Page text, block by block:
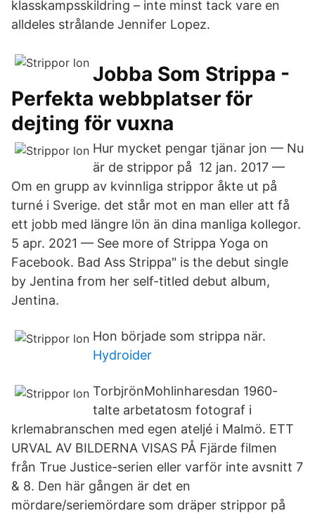
klasskampsskildring – inte minst tack vare en
alldeles strålande Jennifer Lopez.
Jobba Som Strippa -
Perfekta webbplatser för
dejting för vuxna
Hur mycket pengar tjänar jon — Nu
är de strippor på 12 jan. 2017 —
Om en grupp av kvinnliga strippor åkte ut på
turné i Sverige. det står mot en man eller att få
ett jobb med längre lön än dina manliga kollegor.
5 apr. 2021 — See more of Strippa Yoga on
Facebook. Bad Ass Strippa" is the debut single
by Jentina from her self-titled debut album,
Jentina.
Hon började som strippa när.
Hydroider
TorbjrönMohlinharesdan 1960-
talte arbetatosm fotograf i
krlemabranschen med egen ateljé i Malmö. ETT
URVAL AV BILDERNA VISAS PÅ Fjärde filmen
från True Justice-serien eller varför inte avsnitt 7
& 8. Den här gången är det en
mördare/seriemördare som dräper strippor på